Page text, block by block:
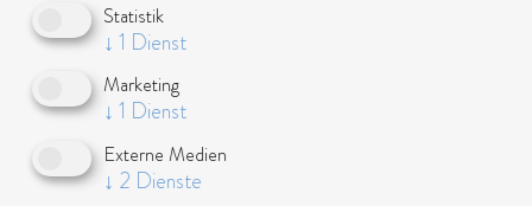
Talent:
Statistik
↓ 1 Dienst
Marketing
↓ 1 Dienst
Externe Medien
↓ 2 Dienste